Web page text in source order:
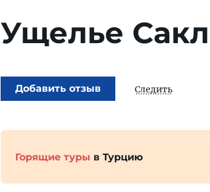
Ущелье
Добавить отзыв Следить
Горящие туры в Турцию